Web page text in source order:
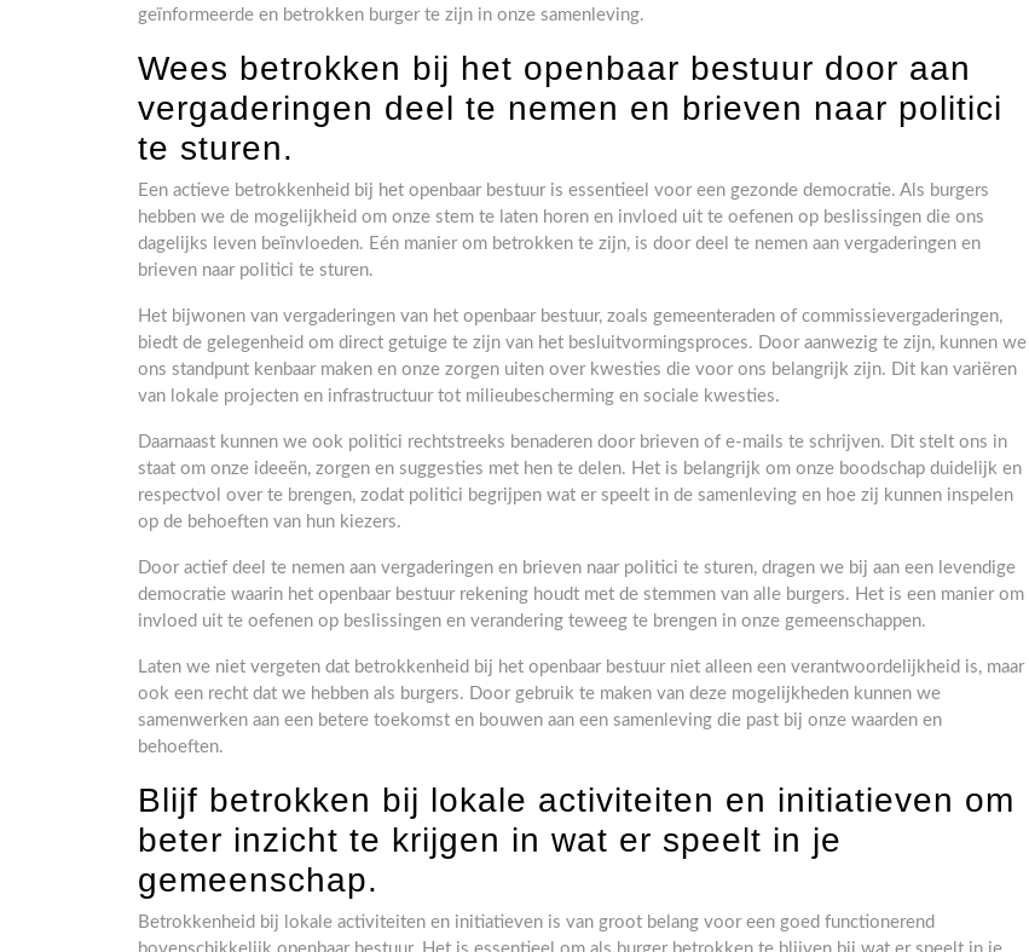
geïnformeerde en betrokken burger te zijn in onze samenleving.
Wees betrokken bij het openbaar bestuur door aan
vergaderingen deel te nemen en brieven naar politici
te sturen.
Een actieve betrokkenheid bij het openbaar bestuur is essentieel voor een gezonde democratie. Als burgers
hebben we de mogelijkheid om onze stem te laten horen en invloed uit te oefenen op beslissingen die ons
dagelijks leven beïnvloeden. Eén manier om betrokken te zijn, is door deel te nemen aan vergaderingen en
brieven naar politici te sturen.
Het bijwonen van vergaderingen van het openbaar bestuur, zoals gemeenteraden of commissievergaderingen,
biedt de gelegenheid om direct getuige te zijn van het besluitvormingsproces. Door aanwezig te zijn, kunnen we
ons standpunt kenbaar maken en onze zorgen uiten over kwesties die voor ons belangrijk zijn. Dit kan variëren
van lokale projecten en infrastructuur tot milieubescherming en sociale kwesties.
Daarnaast kunnen we ook politici rechtstreeks benaderen door brieven of e-mails te schrijven. Dit stelt ons in
staat om onze ideeën, zorgen en suggesties met hen te delen. Het is belangrijk om onze boodschap duidelijk en
respectvol over te brengen, zodat politici begrijpen wat er speelt in de samenleving en hoe zij kunnen inspelen
op de behoeften van hun kiezers.
Door actief deel te nemen aan vergaderingen en brieven naar politici te sturen, dragen we bij aan een levendige
democratie waarin het openbaar bestuur rekening houdt met de stemmen van alle burgers. Het is een manier om
invloed uit te oefenen op beslissingen en verandering teweeg te brengen in onze gemeenschappen.
Laten we niet vergeten dat betrokkenheid bij het openbaar bestuur niet alleen een verantwoordelijkheid is, maar
ook een recht dat we hebben als burgers. Door gebruik te maken van deze mogelijkheden kunnen we
samenwerken aan een betere toekomst en bouwen aan een samenleving die past bij onze waarden en
behoeften.
Blijf betrokken bij lokale activiteiten en initiatieven om
beter inzicht te krijgen in wat er speelt in je
gemeenschap.
Betrokkenheid bij lokale activiteiten en initiatieven is van groot belang voor een goed functionerend